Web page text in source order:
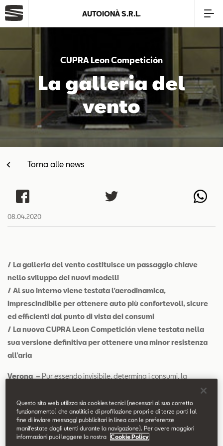
Modelli
Offerte
Business
SEAT Usato Certificato
Contatti
AUTOIONÀ S.R.L.
CUPRA Leon Competición
La galleria del
vento
Torna alle news
08.04.2020
/ La galleria del vento costituisce un passaggio chiave
nello sviluppo dei nuovi modelli
/ Al suo interno viene testata l’aerodinamica,
imprescindibile per ottenere auto più confortevoli, sicure
ed efficienti dal punto di vista dei consumi
/ La nuova CUPRA Leon Competición viene testata nella
sua versione definitiva per ottenere una minor resistenza
all’aria
Verona – Pur essendo invisibile, determina i consumi, la
sicurezza e il comfort di ogni auto. Si tratta dell’aerodinamica,
che studia il movimento dell’aria intorno a oggetti solidi.
Nel settore automotive, viene applicata in modo molto concreto,
con l’obiettivo di ridurre la resistenza dell’auto nei confronti del
Questo sito web utilizza sia cookies tecnici (necessari al suo corretto
funzionamento) che analitici e di profilazione propri e di terze parti (al
fine di inviare messaggi pubblicitari in linea con le preferenze
manifestate dagli utenti durante la navigazione). Per avere maggiori
informazioni puoi leggere la nostra
Cookie Policy